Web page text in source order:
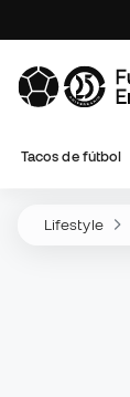
Tacos de fútbol
Lifestyle